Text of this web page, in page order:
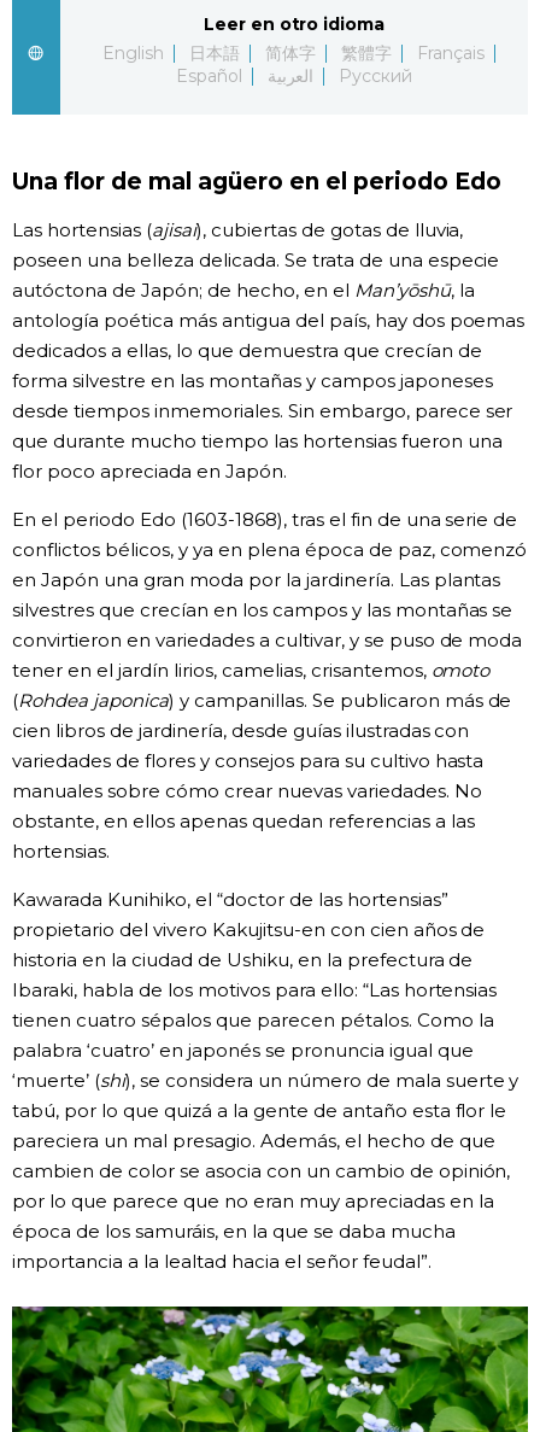
Leer en otro idioma
English
日本語 简体字 繁體字
Français
Español
العربية Русский
Una flor de mal agüero en el periodo Edo
Las hortensias (ajisai), cubiertas de gotas de lluvia,
poseen una belleza delicada. Se trata de una especie
autóctona de Japón; de hecho, en el Man’yōshū, la
antología poética más antigua del país, hay dos poemas
dedicados a ellas, lo que demuestra que crecían de
forma silvestre en las montañas y campos japoneses
desde tiempos inmemoriales. Sin embargo, parece ser
que durante mucho tiempo las hortensias fueron una
flor poco apreciada en Japón.
En el periodo Edo (1603-1868), tras el fin de una serie de
conflictos bélicos, y ya en plena época de paz, comenzó
en Japón una gran moda por la jardinería. Las plantas
silvestres que crecían en los campos y las montañas se
convirtieron en variedades a cultivar, y se puso de moda
tener en el jardín lirios, camelias, crisantemos, omoto
(Rohdea japonica) y campanillas. Se publicaron más de
cien libros de jardinería, desde guías ilustradas con
variedades de flores y consejos para su cultivo hasta
manuales sobre cómo crear nuevas variedades. No
obstante, en ellos apenas quedan referencias a las
hortensias.
Kawarada Kunihiko, el “doctor de las hortensias”
propietario del vivero Kakujitsu-en con cien años de
historia en la ciudad de Ushiku, en la prefectura de
Ibaraki, habla de los motivos para ello: “Las hortensias
tienen cuatro sépalos que parecen pétalos. Como la
palabra ‘cuatro’ en japonés se pronuncia igual que
‘muerte’ (shi), se considera un número de mala suerte y
tabú, por lo que quizá a la gente de antaño esta flor le
pareciera un mal presagio. Además, el hecho de que
cambien de color se asocia con un cambio de opinión,
por lo que parece que no eran muy apreciadas en la
época de los samuráis, en la que se daba mucha
importancia a la lealtad hacia el señor feudal”.